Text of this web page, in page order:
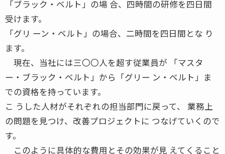
「ブラック・ベルト」の場 合、四時間の研修を四日間
受けます。
「グリ ーン・ベルト」の場合、二時間を四日間とな り
ます。
現在、当社には三〇〇人を超す従業員が 「マスタ
ー・ブラック・ベルト」から「グリー ン・ベルト」ま
での資格を持っています。
こ うした人材がそれぞれの担当部門に戻って、 業務上
の問題を見つけ、改善プロジェクトに つなげていくので
す。
このように具体的な費用とその効果が見 えてくること